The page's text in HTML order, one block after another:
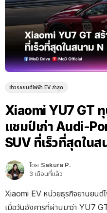
ข่าวรถยนต์ไฟฟ้า EV ล่าสุด
Xiaomi YU7 GT
แชมป์เก่า Audi-
SUV ที่เร็วที่สุดใน
โดย Sakura P.
3 เดือนที่แล้ว
Xiaomi EV หน่วยธุรกิจยานยนต์
เมื่อวันอังคารที่ผ่านมาว่า YU7